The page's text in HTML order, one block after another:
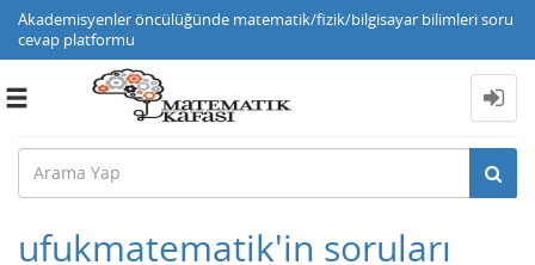
Akademisyenler öncülüğünde matematik/fizik/bilgisayar bilimleri soru
cevap platformu
Toggle
ufukmatematik'in soruları